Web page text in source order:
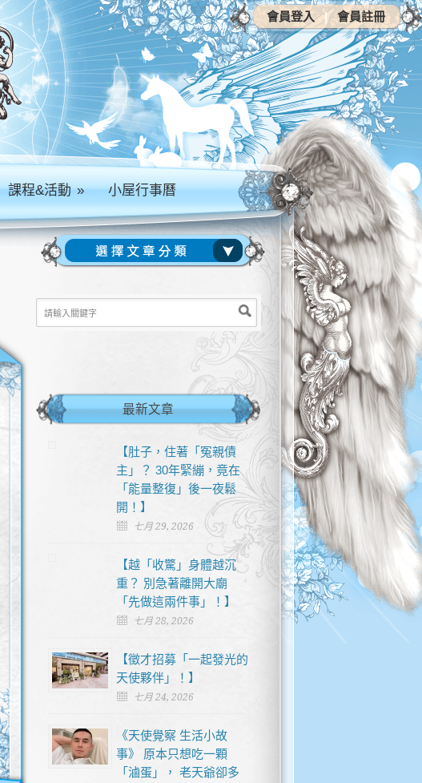
課程&活動» 小屋行事曆
最新文章
【肚子，住著「冤親債
主」？ 30年緊繃，竟在
「能量整復」後一夜鬆
開！】
七月 29, 2026
【越「收驚」身體越沉
重？ 別急著離開大廟
「先做這兩件事」！】
七月 28, 2026
【徵才招募「一起發光的
天使夥伴」！】
七月 24, 2026
《天使覺察 生活小故
事》 原本只想吃一顆
「滷蛋」， 老天爺卻多
會員登入 | 會員註冊